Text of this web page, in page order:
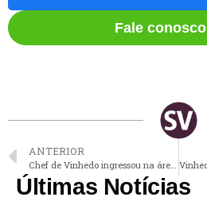
Fale conosco
ANTERIOR
Chef de Vinhedo ingressou na área aos 15 anos por influência da família
Últimas Notícias